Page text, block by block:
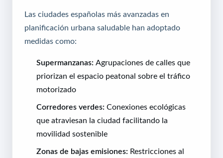
Las ciudades españolas más avanzadas en
planificación urbana saludable han adoptado
medidas como:
Supermanzanas: Agrupaciones de calles que
priorizan el espacio peatonal sobre el tráfico
motorizado
Corredores verdes: Conexiones ecológicas
que atraviesan la ciudad facilitando la
movilidad sostenible
Zonas de bajas emisiones: Restricciones al